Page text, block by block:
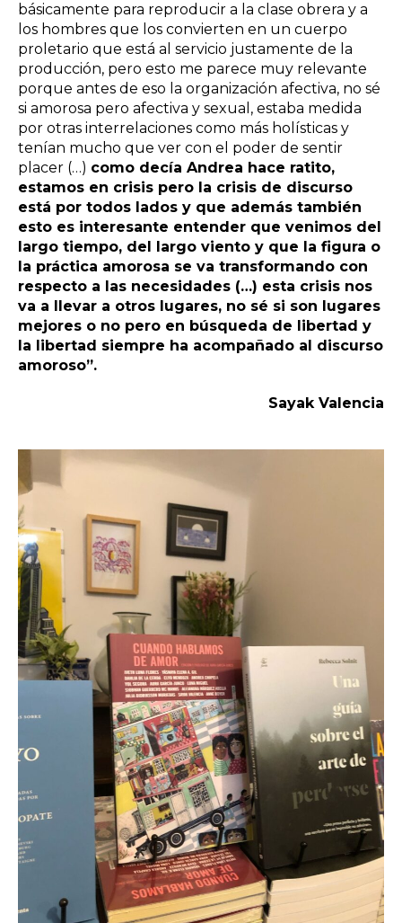
básicamente para reproducir a la clase obrera y a
los hombres que los convierten en un cuerpo
proletario que está al servicio justamente de la
producción, pero esto me parece muy relevante
porque antes de eso la organización afectiva, no sé
si amorosa pero afectiva y sexual, estaba medida
por otras interrelaciones como más holísticas y
tenían mucho que ver con el poder de sentir
placer (…) como decía Andrea hace ratito,
estamos en crisis pero la crisis de discurso
está por todos lados y que además también
esto es interesante entender que venimos del
largo tiempo, del largo viento y que la figura o
la práctica amorosa se va transformando con
respecto a las necesidades (…) esta crisis nos
va a llevar a otros lugares, no sé si son lugares
mejores o no pero en búsqueda de libertad y
la libertad siempre ha acompañado al discurso
amoroso”.
Sayak Valencia